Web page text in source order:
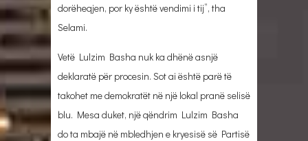
dorëheqjen, por ky është vendimi i tij”, tha
Selami.
Vetë Lulzim Basha nuk ka dhënë asnjë
deklaratë për procesin. Sot ai është parë të
takohet me demokratët në një lokal pranë selisë
blu. Mesa duket, një qëndrim Lulzim Basha
do ta mbajë në mbledhjen e kryesisë së Partisë